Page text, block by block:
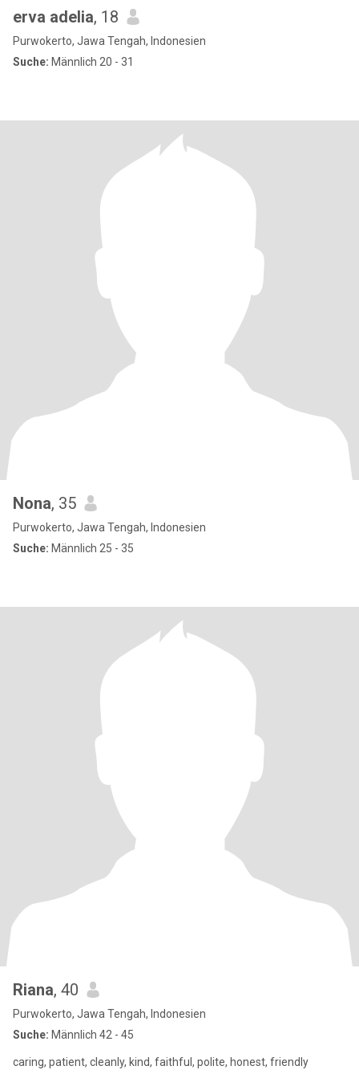
erva adelia, 18
Purwokerto, Jawa Tengah, Indonesien
Suche: Männlich 20 - 31
Nona, 35
Purwokerto, Jawa Tengah, Indonesien
Suche: Männlich 25 - 35
Riana, 40
Purwokerto, Jawa Tengah, Indonesien
Suche: Männlich 42 - 45
caring, patient, cleanly, kind, faithful, polite, honest, friendly